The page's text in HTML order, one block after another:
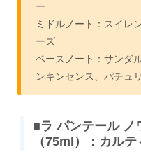
ー
ミドルノート：スイレ
ーズ
ベースノート：サンダ
ンキンセンス、パチュ
■ラ パンテール ノ
（75ml）：カルテ